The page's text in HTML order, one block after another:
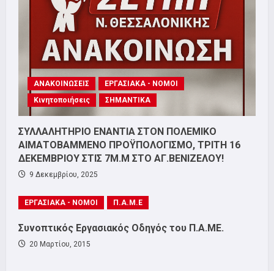
ΑΝΑΚΟΙΝΩΣΕΙΣ
ΕΡΓΑΣΙΑΚΑ - ΝΟΜΟΙ
Κινητοποιήσεις
ΣΗΜΑΝΤΙΚΑ
ΣΥΛΛΑΛΗΤΗΡΙΟ ΕΝΑΝΤΙΑ ΣΤΟΝ ΠΟΛΕΜΙΚΟ
ΑΙΜΑΤΟΒΑΜΜΕΝΟ ΠΡΟΫΠΟΛΟΓΙΣΜΟ, ΤΡΙΤΗ 16
ΔΕΚΕΜΒΡΙΟΥ ΣΤΙΣ 7Μ.Μ ΣΤΟ ΑΓ.ΒΕΝΙΖΕΛΟΥ!
9 Δεκεμβρίου, 2025
ΕΡΓΑΣΙΑΚΑ - ΝΟΜΟΙ Π.Α.Μ.Ε
Συνοπτικός Εργασιακός Οδηγός του Π.Α.ΜΕ.
20 Μαρτίου, 2015